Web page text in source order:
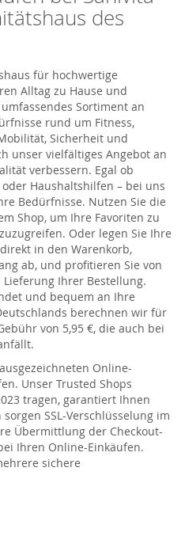
des
für hochwertige
Alltag zu Hause und
Sortiment an
rund um Fitness,
Sicherheit und
unser vielfältiges Angebot an
verbessern. Egal ob
Haushaltshilfen – bei uns
Bedürfnisse. Nutzen Sie die
Shop, um Ihre Favoriten zu
Oder legen Sie Ihre
in den Warenkorb,
ab, und profitieren Sie von
Ihrer Bestellung.
und bequem an Ihre
berechnen wir für
von 5,95 €, die auch bei
Online-
Unser Trusted Shops
tragen, garantiert Ihnen
SSL-Verschlüsselung im
Übermittlung der Checkout-
Ihren Online-Einkäufen.
sichere